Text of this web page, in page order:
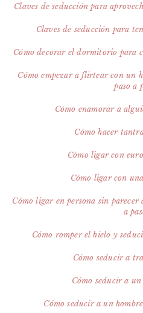
Claves de seducción para
Claves de seducción para
Cómo decorar el dormitorio para
Cómo empezar a flirtear con un
paso a
Cómo enamorar a
Cómo hacer
Cómo ligar con
Cómo ligar con
Cómo ligar en persona sin parecer
a
Cómo romper el hielo y
Cómo seducir a
Cómo seducir a un
Cómo seducir a un